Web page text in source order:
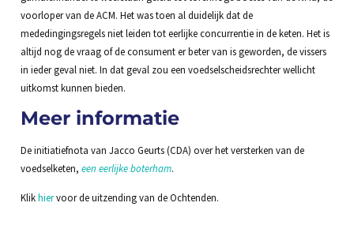
voorloper van de ACM. Het was toen al duidelijk dat de
mededingingsregels niet leiden tot eerlijke concurrentie in de keten. Het is
altijd nog de vraag of de consument er beter van is geworden, de vissers
in ieder geval niet. In dat geval zou een voedselscheidsrechter wellicht
uitkomst kunnen bieden.
Meer informatie
De initiatiefnota van Jacco Geurts (CDA) over het versterken van de
voedselketen, een eerlijke boterham.
Klikhiervoor de uitzending van de Ochtenden.